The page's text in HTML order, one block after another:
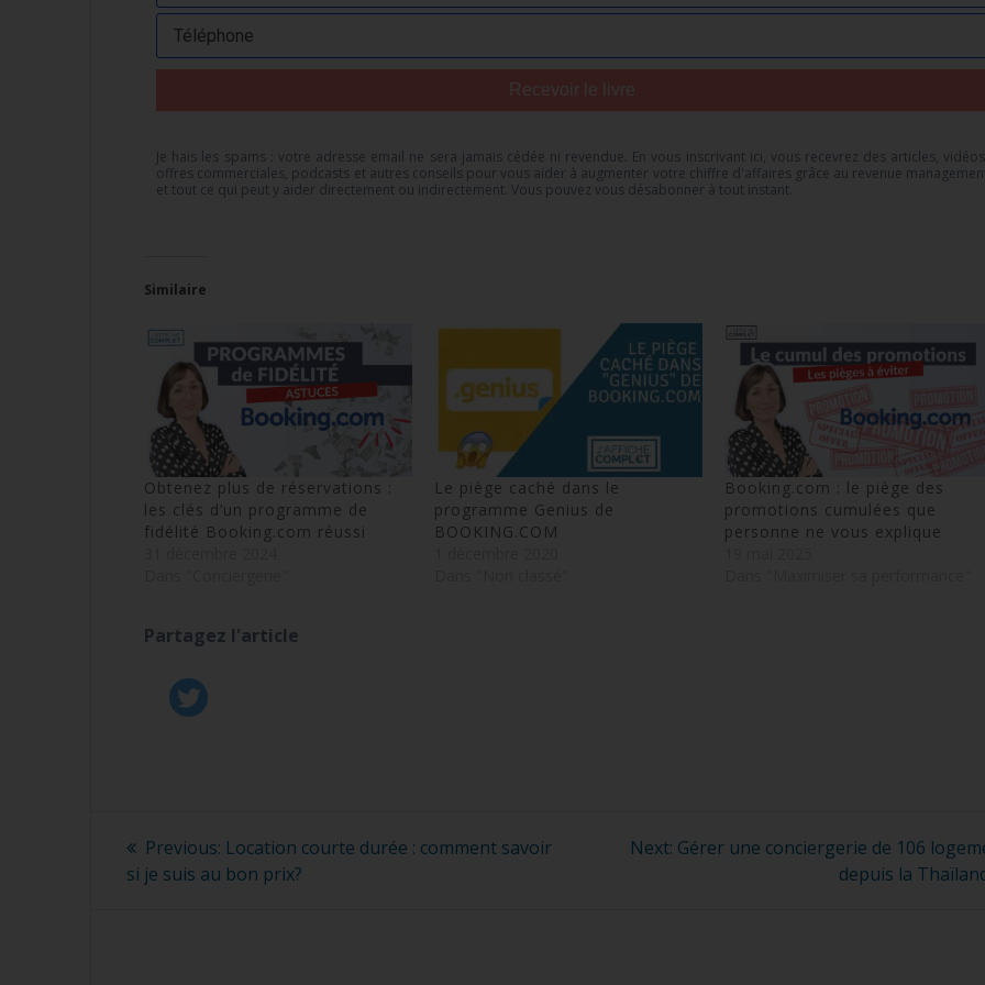
Recevoir le livre
Je hais les spams : votre adresse email ne sera jamais cédée ni revendue. En vous inscrivant ici, vous recevrez des articles,
offres commerciales, podcasts et autres conseils pour vous aider à augmenter votre chiffre d'affaires grâce au revenue
et tout ce qui peut y aider directement ou indirectement. Vous pouvez vous désabonner à tout instant.
Similaire
Obtenez plus de réservations :
les clés d’un programme de
fidélité Booking.com réussi
Le piège caché dans le
programme Genius de
BOOKING.COM
Booking.com : le piège des
promotions cumulées que
personne ne vous explique
Partagez l'article
Navigation
de
Previous: Previous
post:
Location courte durée : comment savoir
si je suis au bon prix?
Next: Next
Gérer une conciergerie de 106
depuis la